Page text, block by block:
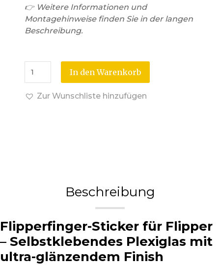
👉 Weitere Informationen und
Montagehinweise finden Sie in der langen
Beschreibung.
In den Warenkorb
Zur Wunschliste hinzufügen
Beschreibung
Flipperfinger-Sticker für Flipper
– Selbstklebendes Plexiglas mit
ultra-glänzendem Finish